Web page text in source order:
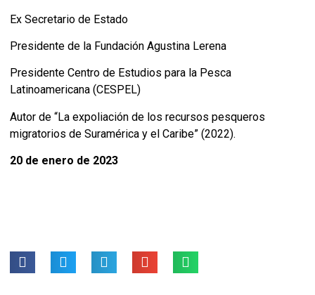
Ex Secretario de Estado
Presidente de la Fundación Agustina Lerena
Presidente Centro de Estudios para la Pesca
Latinoamericana (CESPEL)
Autor de “La expoliación de los recursos pesqueros
migratorios de Suramérica y el Caribe” (2022).
20 de enero de 2023